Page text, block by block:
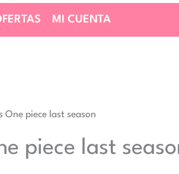
MI CUENTA
One piece last season
piece last